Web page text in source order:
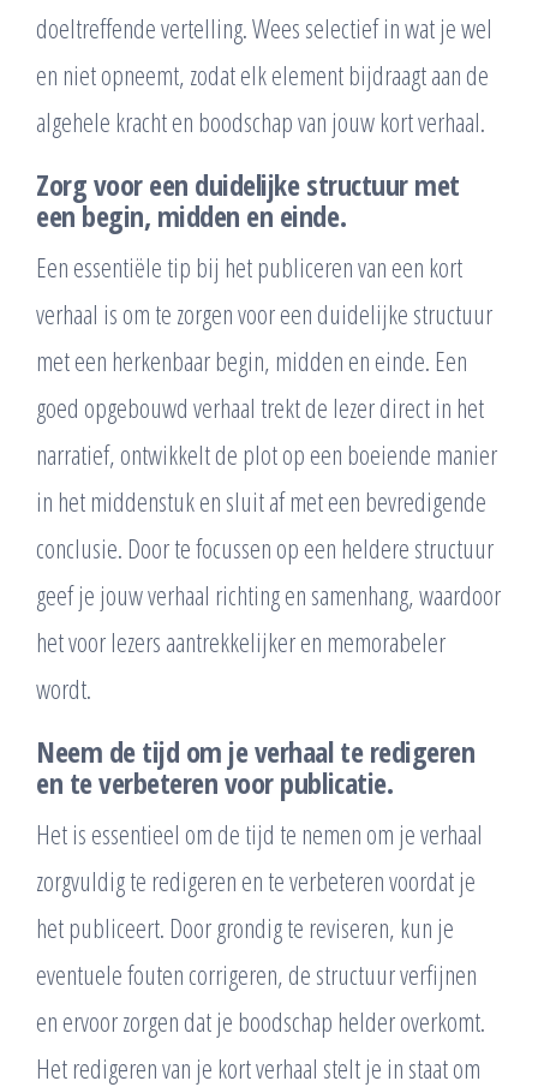
doeltreffende vertelling. Wees selectief in wat je wel
en niet opneemt, zodat elk element bijdraagt aan de
algehele kracht en boodschap van jouw kort verhaal.
Zorg voor een duidelijke structuur met
een begin, midden en einde.
Een essentiële tip bij het publiceren van een kort
verhaal is om te zorgen voor een duidelijke structuur
met een herkenbaar begin, midden en einde. Een
goed opgebouwd verhaal trekt de lezer direct in het
narratief, ontwikkelt de plot op een boeiende manier
in het middenstuk en sluit af met een bevredigende
conclusie. Door te focussen op een heldere structuur
geef je jouw verhaal richting en samenhang, waardoor
het voor lezers aantrekkelijker en memorabeler
wordt.
Neem de tijd om je verhaal te redigeren
en te verbeteren voor publicatie.
Het is essentieel om de tijd te nemen om je verhaal
zorgvuldig te redigeren en te verbeteren voordat je
het publiceert. Door grondig te reviseren, kun je
eventuele fouten corrigeren, de structuur verfijnen
en ervoor zorgen dat je boodschap helder overkomt.
Het redigeren van je kort verhaal stelt je in staat om